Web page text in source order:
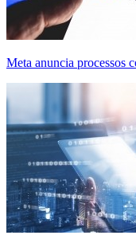
Meta anuncia processos